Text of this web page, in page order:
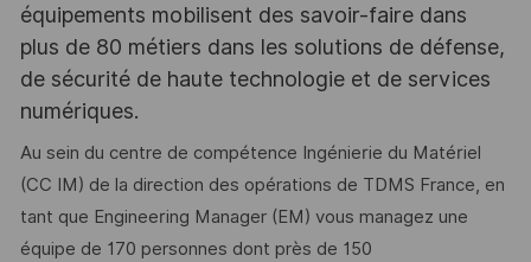
équipements mobilisent des savoir-faire dans
plus de 80 métiers dans les solutions de défense,
de sécurité de haute technologie et de services
numériques.
Au sein du centre de compétence Ingénierie du Matériel
(CC IM) de la direction des opérations de TDMS France, en
tant que Engineering Manager (EM) vous managez une
équipe de 170 personnes dont près de 150